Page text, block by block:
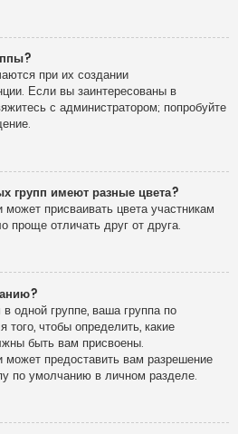
при их создании
Если вы заинтересованы в
с администратором; попробуйте
групп имеют разные цвета?
присваивать цвета участникам
проще отличать друг от друга.
одной группе, ваша группа по
чтобы определить, какие
быть вам присвоены.
предоставить вам разрешение
по умолчанию в личном разделе.